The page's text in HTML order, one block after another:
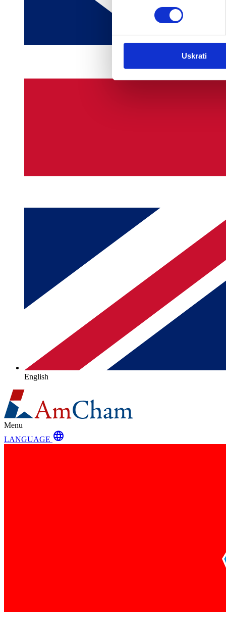
Uskrati
English
Menu
LANGUAGE language